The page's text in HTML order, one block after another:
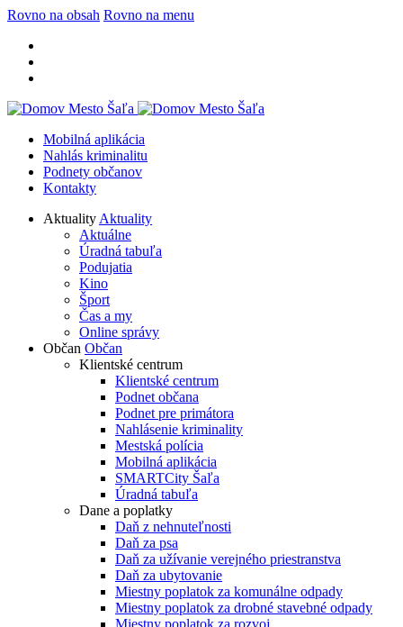
Rovno na obsah Rovno na menu
Mobilná aplikácia
Nahlás kriminalitu
Podnety občanov
Kontakty
Aktuality Aktuality
Aktuálne
Úradná tabuľa
Podujatia
Kino
Šport
Čas a my
Online správy
Občan Občan
Klientské centrum
Klientské centrum
Podnet občana
Podnet pre primátora
Nahlásenie kriminality
Mestská polícia
Mobilná aplikácia
SMARTCity Šaľa
Úradná tabuľa
Dane a poplatky
Daň z nehnuteľnosti
Daň za psa
Daň za užívanie verejného priestranstva
Daň za ubytovanie
Miestny poplatok za komunálne odpady
Miestny poplatok za drobné stavebné odpady
Miestny poplatok za rozvoj